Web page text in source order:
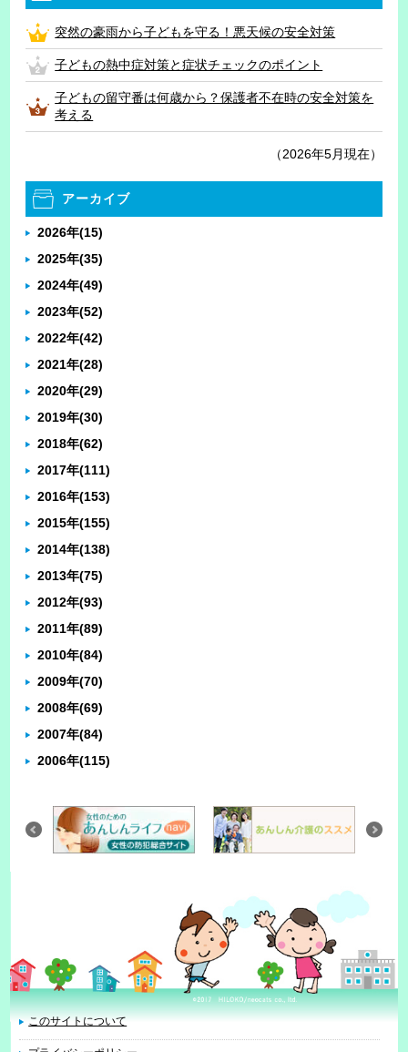
突然の豪雨から子どもを守る！悪天候の安全対策
子どもの熱中症対策と症状チェックのポイント
子どもの留守番は何歳から？保護者不在時の安全対策を
考える
（2026年5月現在）
アーカイブ
2026年(15)
2025年(35)
2024年(49)
2023年(52)
2022年(42)
2021年(28)
2020年(29)
2019年(30)
2018年(62)
2017年(111)
2016年(153)
2015年(155)
2014年(138)
2013年(75)
2012年(93)
2011年(89)
2010年(84)
2009年(70)
2008年(69)
2007年(84)
2006年(115)
このサイトについて